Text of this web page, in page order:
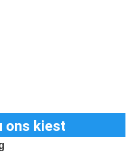
ons kiest